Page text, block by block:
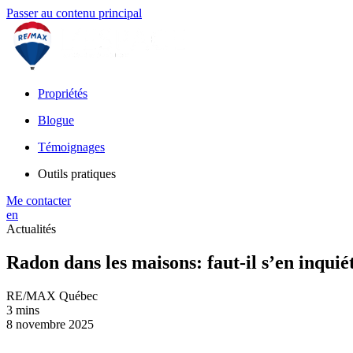
Passer au contenu principal
Propriétés
Blogue
Témoignages
Outils pratiques
Me contacter
en
Actualités
Radon dans les maisons: faut-il s’en
RE/MAX Québec
3 mins
8 novembre 2025